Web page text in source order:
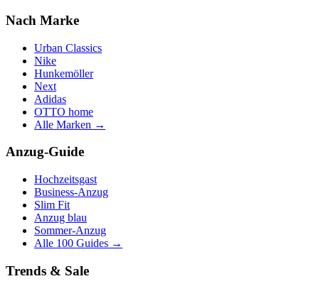
Nach Marke
Urban Classics
Nike
Hunkemöller
Next
Adidas
OTTO home
Alle Marken →
Anzug-Guide
Hochzeitsgast
Business-Anzug
Slim Fit
Anzug blau
Sommer-Anzug
Alle 100 Guides →
Trends & Sale